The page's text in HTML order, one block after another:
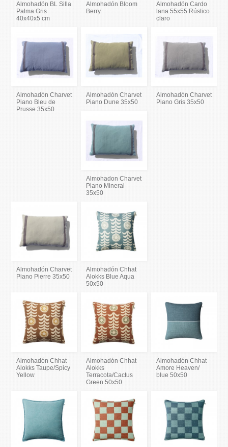
Almohadón BL Silla
Palma Gris
40x40x5 cm
Almohadón Bloom
Berry
Almohadón Cardo
lana 55x55 Rústico
claro
Almohadón Charvet
Piano Bleu de
Prusse 35x50
Almohadón Charvet
Piano Dune 35x50
Almohadón Charvet
Piano Gris 35x50
Almohadon Charvet
Piano Mineral
35x50
Almohadón Charvet
Piano Pierre 35x50
Almohadón Chhat
Alokks Blue Aqua
50x50
Almohadón Chhat
Alokks Taupe/Spicy
Yellow
Almohadón Chhat
Alokks
Terracota/Cactus
Green 50x50
Almohadón Chhat
Amore Heaven/
blue 50x50